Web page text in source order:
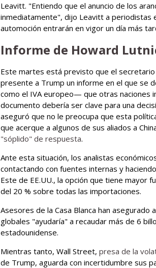
Leavitt. "Entiendo que el anuncio de los
inmediatamente", dijo Leavitt a periodistas
automoción entrarán en vigor un día más
Informe de Howard
Este martes está previsto que el
presente a Trump un informe en el que se
como el IVA europeo— que otras naciones
documento debería ser clave para una
aseguró que no le preocupa que esta
que acerque a algunos de sus aliados a
"sóplido" de respuesta.
Ante esta situación, los analistas
contactando con fuentes internas y
Este de EE.UU., la opción que tiene mayor
del 20 % sobre todas las importaciones.
Asesores de la Casa Blanca han
globales "ayudaría" a recaudar más de 6
estadounidense.
Mientras tanto, Wall Street, presa de la
de Trump, aguarda con incertidumbre sus